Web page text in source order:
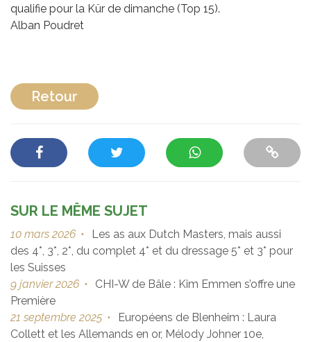
qualifie pour la Kür de dimanche (Top 15).
Alban Poudret
Retour
SUR LE MÊME SUJET
10 mars 2026 •
Les as aux Dutch Masters, mais aussi
des 4*, 3*, 2*, du complet 4* et du dressage 5* et 3* pour
les Suisses
9 janvier 2026 •
CHI-W de Bâle : Kim Emmen s’offre une
Première
21 septembre 2025 •
Européens de Blenheim : Laura
Collett et les Allemands en or, Mélody Johner 10e,